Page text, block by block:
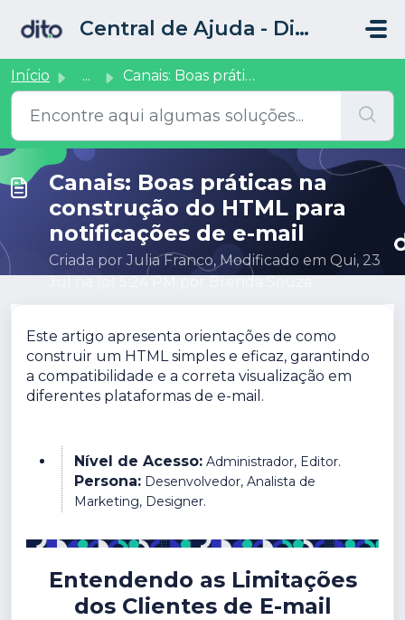
Central de Ajuda - Dito CRM
Início ... Canais: Boas práticas na construção do HTML para notifica...
Canais: Boas práticas na
construção do HTML para
notificações de e-mail
Criada por Julia Franco, Modificado em Qui, 23
Este artigo apresenta orientações de como
construir um HTML simples e eficaz, garantindo
a compatibilidade e a correta visualização em
diferentes plataformas de e-mail.
Nível de Acesso: Administrador, Editor.
Persona: Desenvolvedor, Analista de
Marketing, Designer.
Entendendo as Limitações
dos Clientes de E-mail